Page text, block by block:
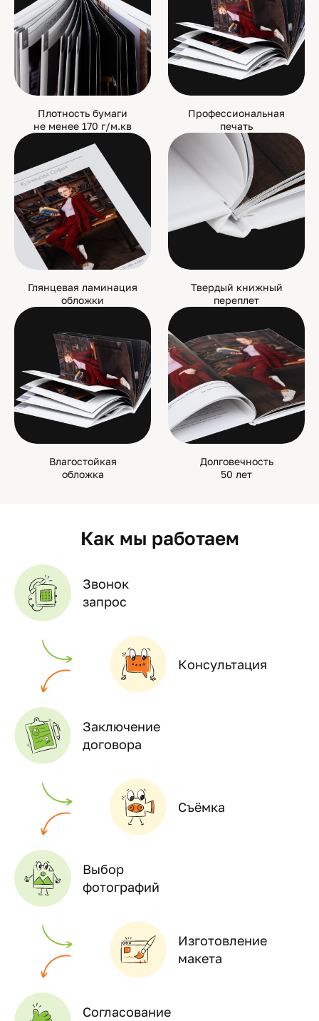
Плотность бумаги
не менее 170 г/м.кв
Профессиональная
печать
Глянцевая ламинация
обложки
Твердый книжный
переплет
Влагостойкая
обложка
Долговечность
50 лет
Как мы работаем
Звонок
запрос
Консультация
Заключение
договора
Съёмка
Выбор
фотографий
Изготовление
макета
Согласование